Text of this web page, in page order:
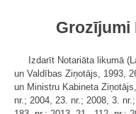
Grozījumi
Izdarīt Notariāta likumā
un Valdības Ziņotājs, 1993,
un Ministru Kabineta
nr.; 2004, 23. nr.; 2008, 3.